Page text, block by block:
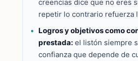
creencias dice que no eres
repetir lo contrario refuerza
Logros y objetivos como
prestada: el listón siempre
confianza que depende de